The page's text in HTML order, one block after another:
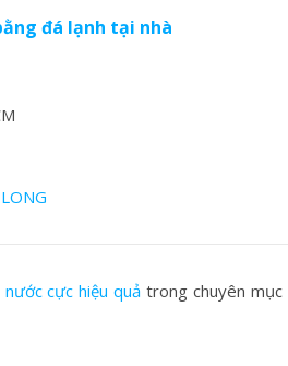
đá lạnh tại nhà
cực hiệu quả trong chuyên mục